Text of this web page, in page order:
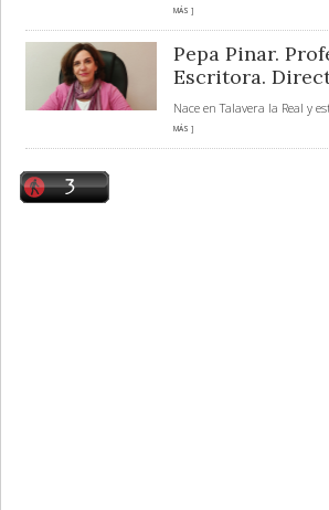
MÁS ]
Pepa Pinar.
Escritora.
Nace en Talavera la Real y
MÁS ]